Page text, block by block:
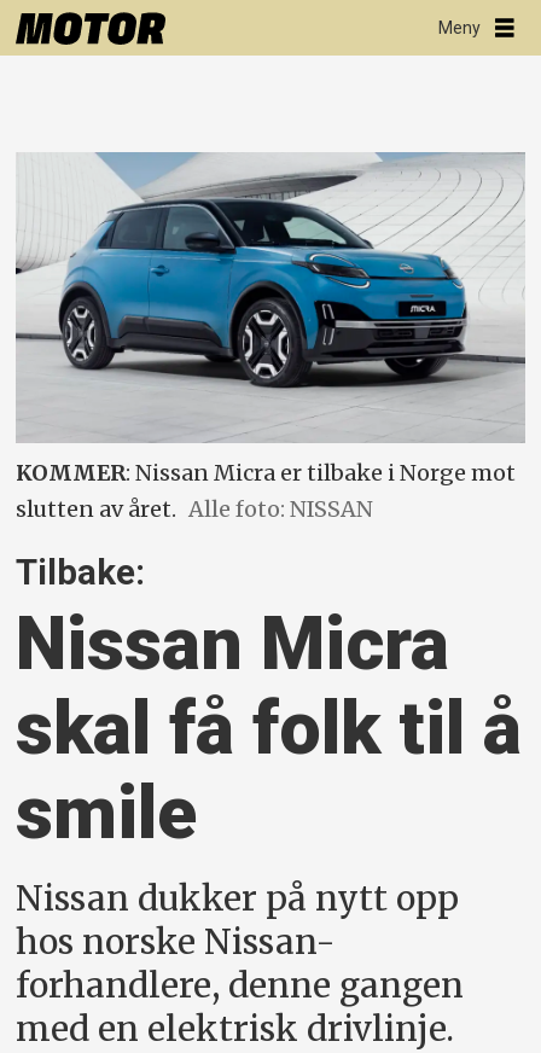
KOMMER: Nissan Micra er tilbake i Norge mot
slutten av året. Alle foto: NISSAN
Tilbake:
Nissan Micra
skal få folk til å
smile
Nissan dukker på nytt opp
hos norske Nissan-
forhandlere, denne gangen
med en elektrisk drivlinje.